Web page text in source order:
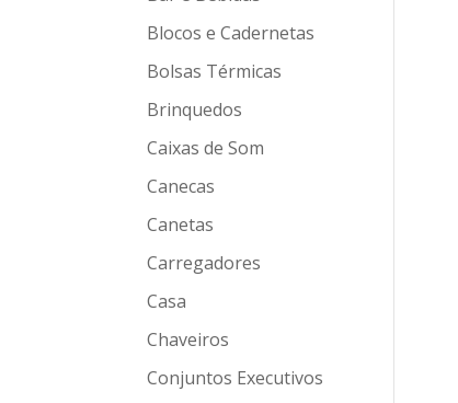
Blocos e Cadernetas
Bolsas Térmicas
Brinquedos
Caixas de Som
Canecas
Canetas
Carregadores
Casa
Chaveiros
Conjuntos Executivos